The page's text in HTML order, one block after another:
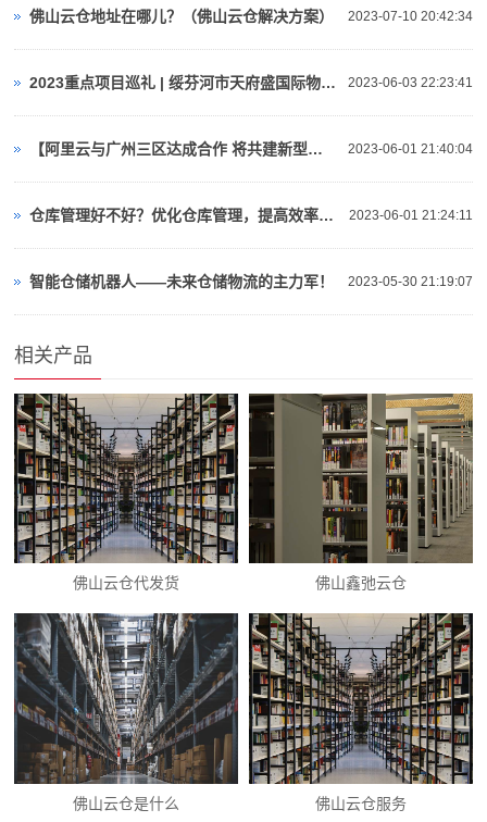
2023-07-10 20:42:34
佛山云仓地址在哪儿？（佛山云仓解决方案）
2023-06-03 22:23:41
2023重点项目巡礼 | 绥芬河市天府盛国际物流产业园：对俄“云仓平台”
2023-06-01 21:40:04
【阿里云与广州三区达成合作 将共建新型算力基础设施、人工智能等】视频介绍
2023-06-01 21:24:11
仓库管理好不好？优化仓库管理，提高效率与准确性！
2023-05-30 21:19:07
智能仓储机器人——未来仓储物流的主力军！
相关产品
佛山云仓代发货 佛山鑫弛云仓
佛山云仓是什么 佛山云仓服务